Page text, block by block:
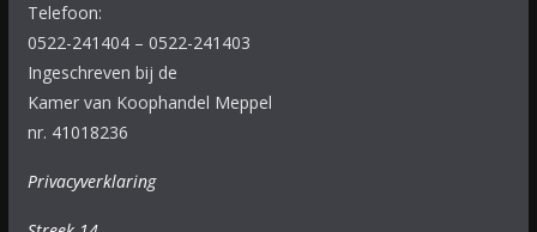
Telefoon:
0522-241404 – 0522-241403
Ingeschreven bij de
Kamer van Koophandel Meppel
nr. 41018236
Privacyverklaring